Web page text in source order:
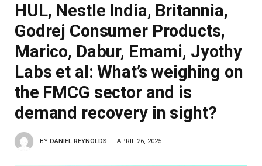
HUL, Nestle India, Britannia,
Godrej Consumer Products,
Marico, Dabur, Emami, Jyothy
Labs et al: What’s weighing on
the FMCG sector and is
demand recovery in sight?
BY DANIEL REYNOLDS APRIL 26, 2025